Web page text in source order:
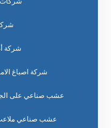
شركة
شركة اصباغ
عشب صناعي على
عشب صناعي